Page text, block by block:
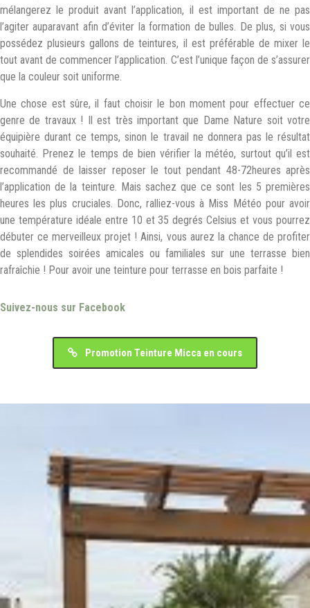
mélangerez le produit avant l’application, il est important de ne pas
l’agiter auparavant afin d’éviter la formation de bulles. De plus, si vous
possédez plusieurs gallons de teintures, il est préférable de mixer le
tout avant de commencer l’application. C’est l’unique façon de s’assurer
que la couleur soit uniforme.
Une chose est sûre, il faut choisir le bon moment pour effectuer ce
genre de travaux ! Il est très important que Dame Nature soit votre
équipière durant ce temps, sinon le travail ne donnera pas le résultat
souhaité. Prenez le temps de bien vérifier la météo, surtout qu’il est
recommandé de laisser reposer le tout pendant 48-72heures après
l’application de la teinture. Mais sachez que ce sont les 5 premières
heures les plus cruciales. Donc, ralliez-vous à Miss Météo pour avoir
une température idéale entre 10 et 35 degrés Celsius et vous pourrez
débuter ce merveilleux projet ! Ainsi, vous aurez la chance de profiter
de splendides soirées amicales ou familiales sur une terrasse bien
rafraîchie ! Pour avoir une teinture pour terrasse en bois parfaite !
Suivez-nous sur Facebook
Promotion Teinture Micca en cours